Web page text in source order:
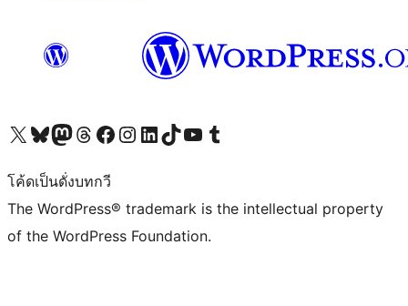
Visit our X (formerly Twitter) account
Visit our Bluesky account
Visit our Mastodon account
Visit our Threads account
Visit our Facebook page
Visit our Instagram account
Visit our LinkedIn account
Visit our TikTok account
Visit our YouTube channel
Visit our Tumblr account
โค้ดเป็นดั่งบทกวี
The WordPress® trademark is the intellectual property
of the WordPress Foundation.